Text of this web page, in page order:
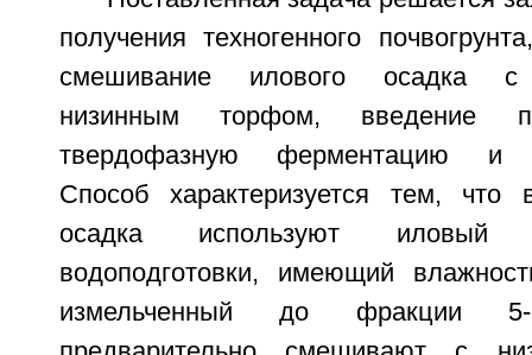
получения техногенного
смешивание илового осадка с
низинным торфом, введение
твердофазную ферментацию и
Способ характеризуется тем, что
осадка используют иловый
водоподготовки, имеющий
измельченный до фракции